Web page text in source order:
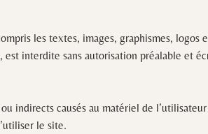
les textes, images, graphismes,
interdite sans autorisation préalable et
indirects causés au matériel de
le site.